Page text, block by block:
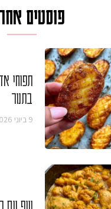
פוסטים
תפוחי
בתנור
9 ביוני 2026
עוף עם